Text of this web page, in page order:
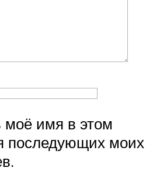
моё имя в этом
последующих моих